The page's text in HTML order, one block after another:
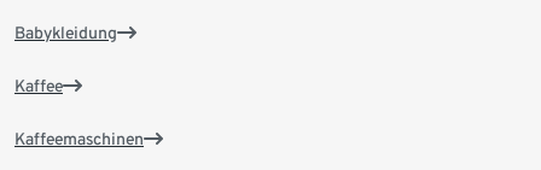
Babykleidung
Kaffee
Kaffeemaschinen